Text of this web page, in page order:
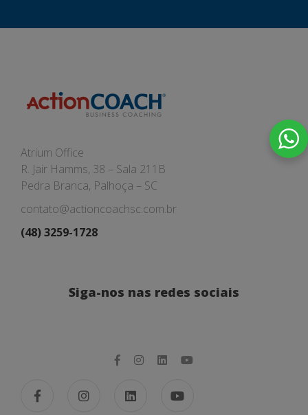
Atrium Office
R. Jair Hamms, 38 – Sala 211B
Pedra Branca, Palhoça – SC
contato@actioncoachsc.com.br
(48) 3259-1728
Siga-nos nas redes sociais